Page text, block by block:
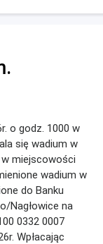
o godz. 1000 w
się wadium w
w miejscowości
wadium w
do Banku
Nagłowice na
0332 0007
Wpłacając